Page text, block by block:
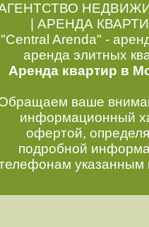
|АРЕНДА
"Central Arenda" -
аренда элитных
Аренда квартир в
ваше
информационный
офертой,
подробной
указанным